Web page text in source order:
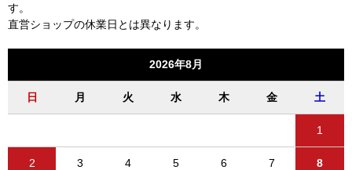
す。
直営ショップの休業日とは異なります。
2026年8月
日 月 火 水 木 金 土
1
2 3 4 5 6 7 8